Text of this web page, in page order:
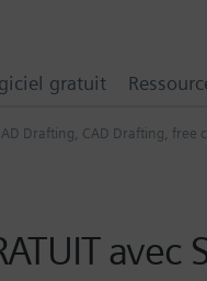
Drafting, CAD Drafting, free
avec
gratuit